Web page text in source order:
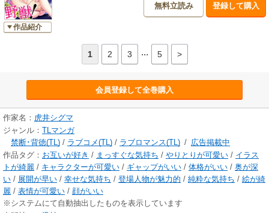
作品紹介
無料立読み 登録して購入
1 2 3 ... 5 >
会員登録して全巻購入
作家名： 虎井シグマ
ジャンル： TLマンガ
禁断･背徳(TL) / ラブコメ(TL) / ラブロマンス(TL) / 広告掲載中
作品タグ： お互いが好き / まっすぐな気持ち / やりとりが可愛い / イラス
トが綺麗 / キャラクターが可愛い / ギャップがいい / 体格がいい / 奥が深
い / 展開が早い / 幸せな気持ち / 登場人物が魅力的 / 純粋な気持ち / 絵が綺
麗 / 表情が可愛い / 顔がいい
※システムにて自動抽出したものを表示しています